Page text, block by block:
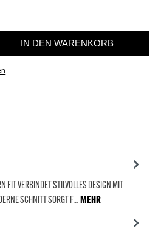
den gewünschten
IN DEN WARENKORB
FIT VERBINDET STILVOLLES DESIGN MIT
SCHNITT SORGT F…MEHR